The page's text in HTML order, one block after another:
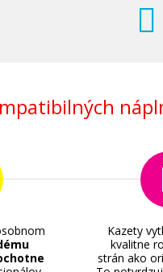
Kazety
kvalitne
strán ako